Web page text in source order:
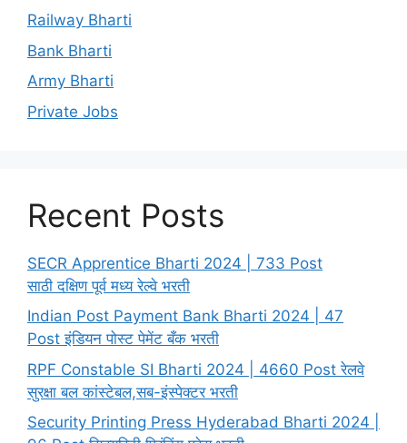
Railway Bharti
Bank Bharti
Army Bharti
Private Jobs
Recent Posts
SECR Apprentice Bharti 2024 | 733 Post
साठी दक्षिण पूर्व मध्य रेल्वे भरती
Indian Post Payment Bank Bharti 2024 | 47
Post इंडियन पोस्ट पेमेंट बँक भरती
RPF Constable SI Bharti 2024 | 4660 Post रेलवे
सुरक्षा बल कांस्टेबल,सब-इंस्पेक्टर भरती
Security Printing Press Hyderabad Bharti 2024 |